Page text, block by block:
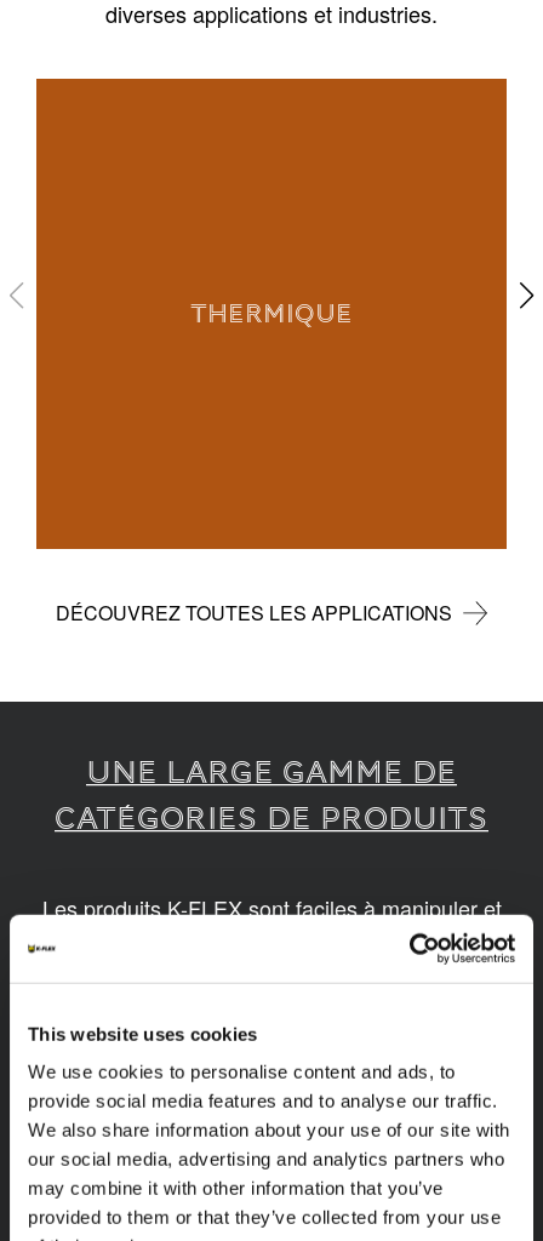
This website uses cookies
We use cookies to personalise content and ads, to
provide social media features and to analyse our traffic.
We also share information about your use of our site with
our social media, advertising and analytics partners who
may combine it with other information that you’ve
provided to them or that they’ve collected from your use
diverses applications et industries.
THERMIQUE
DÉCOUVREZ TOUTES LES APPLICATIONS
UNE LARGE GAMME DE
CATÉGORIES DE PRODUITS
Les produits K-FLEX sont faciles à manipuler et
assembler. Nos produits sont disponibles en
différentes dimensions et basés sur des
1/